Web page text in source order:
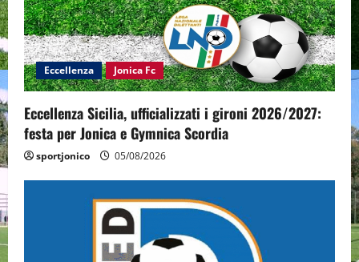
Eccellenza Jonica Fc
Eccellenza Sicilia, ufficializzati i gironi 2026/2027:
festa per Jonica e Gymnica Scordia
sportjonico 05/08/2026